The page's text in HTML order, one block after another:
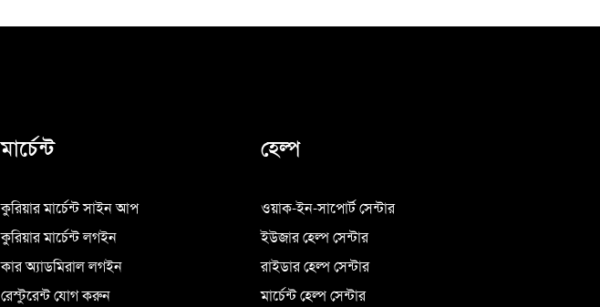
মার্চেন্ট
কুরিয়ার মার্চেন্ট সাইন আপ
কুরিয়ার মার্চেন্ট লগইন
কার অ্যাডমিরাল লগইন
রেস্টুরেন্ট যোগ করুন
হেল্প
ওয়াক-ইন-সাপোর্ট সেন্টার
ইউজার হেল্প সেন্টার
রাইডার হেল্প সেন্টার
মার্চেন্ট হেল্প সেন্টার